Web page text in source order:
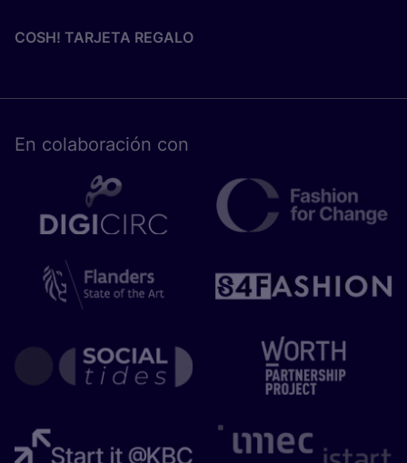
COSH! TARJETA REGALO
En cola­bo­ra­ción con